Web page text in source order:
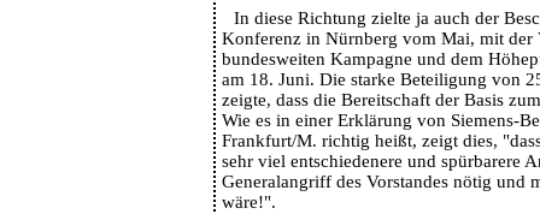
In diese Richtung zielte ja auch der
Konferenz in Nürnberg vom Mai, mit der
bundesweiten Kampagne und dem
am 18. Juni. Die starke Beteiligung von
zeigte, dass die Bereitschaft der Basis
Wie es in einer Erklärung von Siemens-
Frankfurt/M. richtig heißt, zeigt dies,
sehr viel entschiedenere und spürbarere
Generalangriff des Vorstandes nötig und
wäre!".